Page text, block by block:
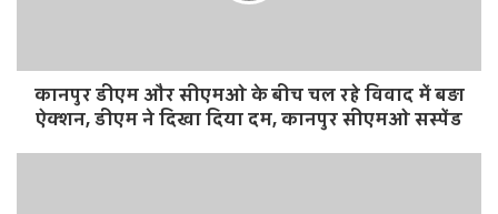
कानपुर डीएम और सीएमओ के बीच चल रहे विवाद में बड़ा
ऐक्शन, डीएम ने दिखा दिया दम, कानपुर सीएमओ सस्पेंड